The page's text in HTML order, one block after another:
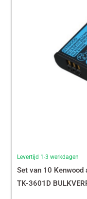
Levertijd 1-3 werkdagen
Set van 10
TK-3601D